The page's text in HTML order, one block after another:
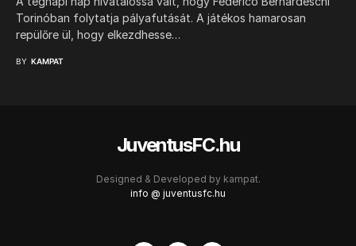
Torinóban folytatja pályafutását. A játékos hamarosan
repülőre ül, hogy elkezdhesse…
BY KAMPAT
JuventusFC.hu
Designed & Developed by kampat.
info @ juventusfc.hu